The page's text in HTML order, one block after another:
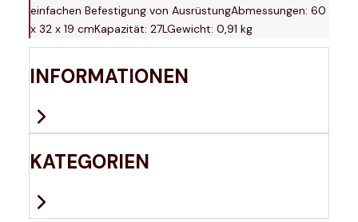
einfachen Befestigung von AusrüstungAbmessungen: 60
x 32 x 19 cmKapazität: 27LGewicht: 0,91 kg
INFORMATIONEN
KATEGORIEN